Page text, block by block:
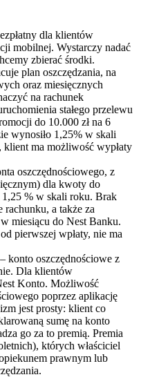
dla klientów
mobilnej. Wystarczy nadać
zbierać środki.
plan oszczędzania, na
oraz miesięcznych
na rachunek
stałego przelewu
do 10.000 zł na 6
wynosiło 1,25% w skali
ma możliwość wypłaty
oszczędnościowego, z
dla kwoty do
1,25 % w skali roku. Brak
rachunku, a także za
miesiącu do Nest Banku.
pierwszej wpłaty, nie ma
– konto oszczędnościowe z
Dla klientów
Konto. Możliwość
poprzez aplikację
jest prosty: klient co
sumę na konto
go za to premią. Premia
których właściciel
prawnym lub